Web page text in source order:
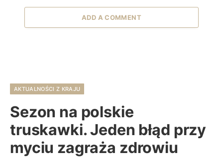
ADD A COMMENT
AKTUALNOŚCI Z KRAJU
Sezon na polskie
truskawki. Jeden błąd przy
myciu zagraża zdrowiu